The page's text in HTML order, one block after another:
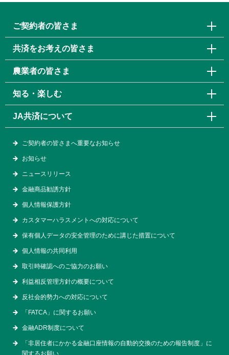
ご契約者の皆さま
共済をお考えの皆さま
農業者の皆さま
知る・楽しむ
JA共済について
ご契約者の皆さまへ重要なお知らせ
お知らせ
ニュースリリース
金融商品勧誘方針
個人情報保護方針
カスタマーハラスメントへの対応について
保有個人データの安全管理のために講じた措置について
個人情報の共同利用
取引時確認へのご協力のお願い
利益相反管理方針の概要について
反社会的勢力への対応について
「FATCA」に関するお願い
金融ADR制度について
「非居住者にかかる金融口座情報の自動的交換のための報告制度」に
関するお願い